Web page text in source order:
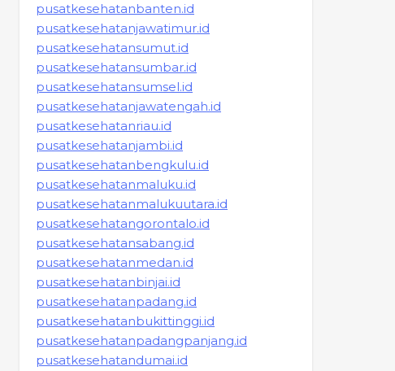
pusatkesehatanbanten.id
pusatkesehatanjawatimur.id
pusatkesehatansumut.id
pusatkesehatansumbar.id
pusatkesehatansumsel.id
pusatkesehatanjawatengah.id
pusatkesehatanriau.id
pusatkesehatanjambi.id
pusatkesehatanbengkulu.id
pusatkesehatanmaluku.id
pusatkesehatanmalukuutara.id
pusatkesehatangorontalo.id
pusatkesehatansabang.id
pusatkesehatanmedan.id
pusatkesehatanbinjai.id
pusatkesehatanpadang.id
pusatkesehatanbukittinggi.id
pusatkesehatanpadangpanjang.id
pusatkesehatandumai.id